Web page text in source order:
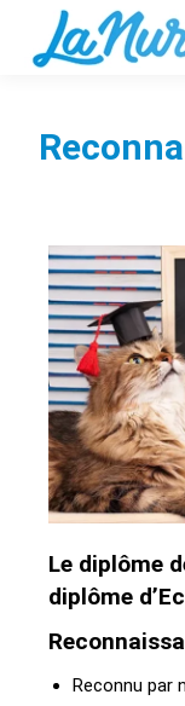
Le diplôme
diplôme
Reconnu par